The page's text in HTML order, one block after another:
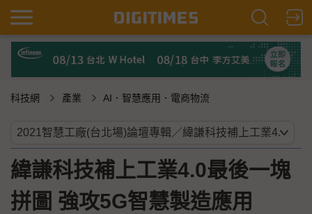
科技網 產業 AI．智慧應用．電商物流
緯謙科技補上工業4.0最後一塊
拼圖 強攻5G智慧製造應用